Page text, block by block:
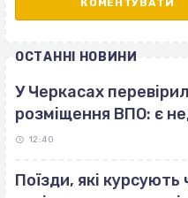
ОСТАННІ НОВИНИ
У Черкасах
розміщення ВПО: є
12:40
Поїзди, які